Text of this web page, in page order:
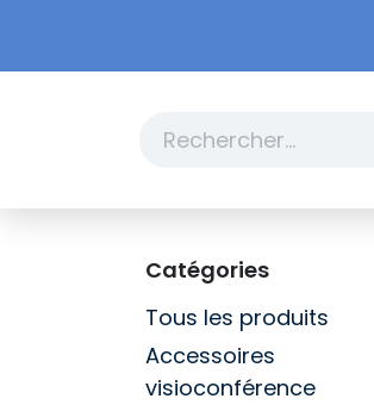
Catégories
Tous les produits
Accessoires
visioconférence